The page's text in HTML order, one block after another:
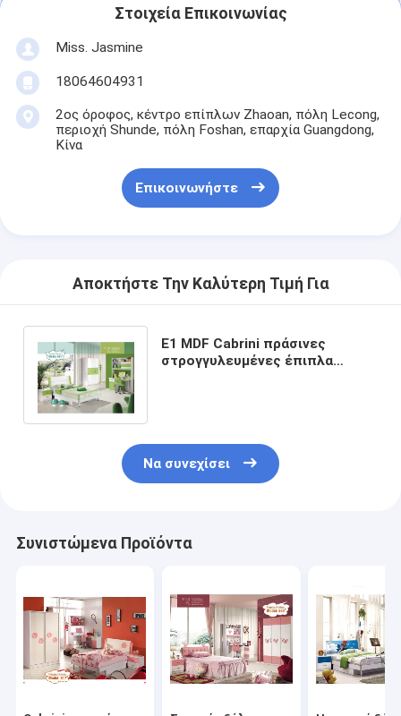
Στοιχεία Επικοινωνίας
Miss. Jasmine
18064604931
2ος όροφος, κέντρο επίπλων Zhaoan, πόλη Lecong,
περιοχή Shunde, πόλη Foshan, επαρχία Guangdong,
Κίνα
Επικοινωνήστε
Αποκτήστε Την Καλύτερη Τιμή Για
E1 MDF Cabrini πράσινες
στρογγυλευμένες έπιπλα
Να συνεχίσει
Συνιστώμενα Προϊόντα